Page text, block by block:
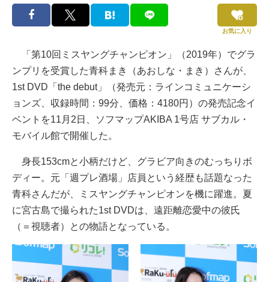
お気に入り
「第10回ミスヤングチャンピオン」（2019年）でグラ
ンプリを受賞した青科まき（あおしな・まき）さんが、
1st DVD「the debut」（発売元：ラインコミュニケーシ
ョンズ、収録時間：99分、価格：4180円）の発売記念イ
ベントを11月2日、ソフマップAKIBA 1号店 サブカル・
モバイル館で開催した。
身長153cmと小柄だけど、グラビア向きのむっちりボ
ディー。元「週プレ酒場」店員という経歴も話題なった
青科さんだが、ミスヤングチャンピオンを機に躍進。夏
に宮古島で撮られた1st DVDは、遠距離恋愛中の彼氏
（＝視聴者）との物語となっている。